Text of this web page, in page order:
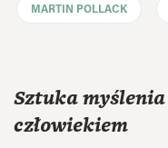
MARTIN POLLACK
Sztuka
człowiekiem